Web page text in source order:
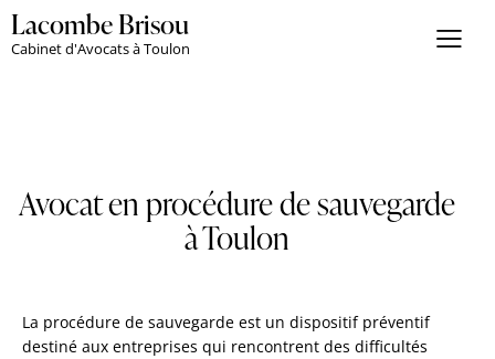
Lacombe Brisou
Cabinet d'Avocats à Toulon
Avocat en procédure de sauvegarde
à Toulon
La procédure de sauvegarde est un dispositif préventif
destiné aux entreprises qui rencontrent des difficultés